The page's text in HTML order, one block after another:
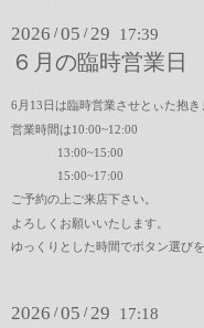
2026 /05 /29 17:39
６月の臨時営業日
6月13日は臨時営業させとぃた抱き
営業時間は10:00~12:00
13:00~15:00
15:00~17:00
ご予約の上ご来店下さい。
よろしくお願いいたします。
ゆっくりとした時間でボタン選び
2026 /05 /29 17:18